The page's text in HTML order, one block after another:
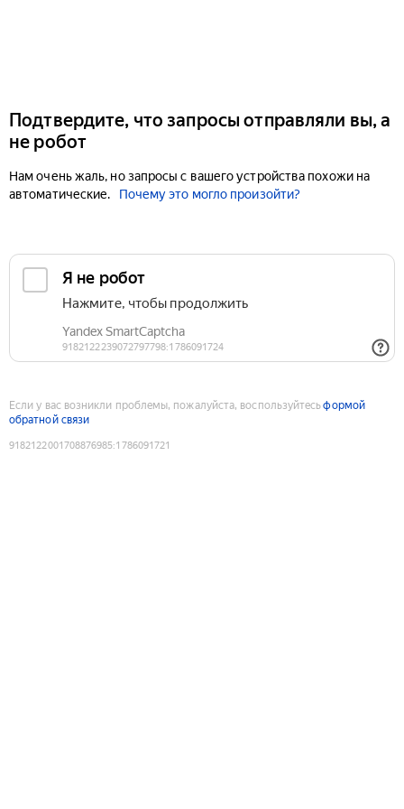
Подтвердите, что запросы отправляли вы, а
не робот
Нам очень жаль, но запросы с вашего устройства похожи на
автоматические.
Почему это могло произойти?
Если у вас возникли проблемы, пожалуйста, воспользуйтесьформой
обратной связи
9182122001708876985:1786091721